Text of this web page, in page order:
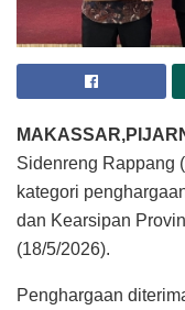
Sidenreng Rappang
kategori
dan Kearsipan
(18/5/2026).
Penghargaan